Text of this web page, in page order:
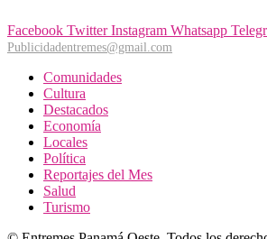
Facebook Twitter Instagram Whatsapp
Publicidadentremes@gmail.com
Comunidades
Cultura
Destacados
Economía
Locales
Política
Reportajes del Mes
Salud
Turismo